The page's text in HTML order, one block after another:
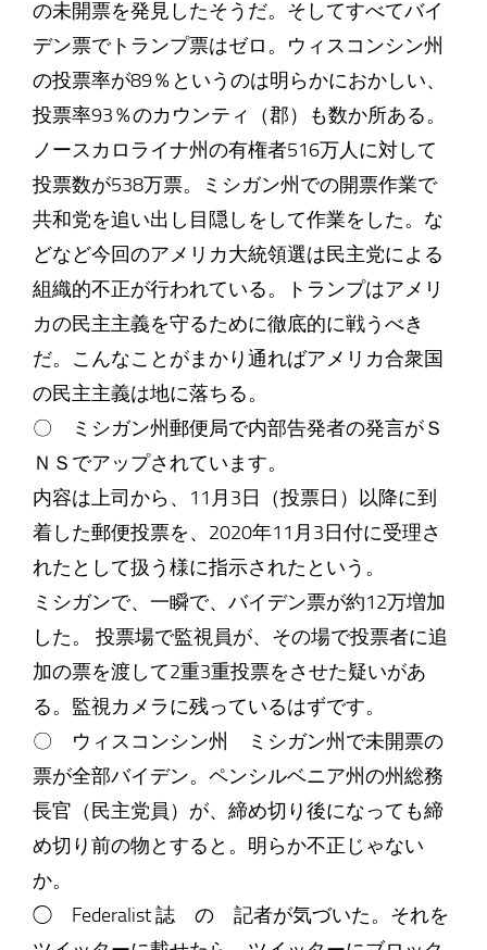
の未開票を発見したそうだ。そしてすべてバイ
デン票でトランプ票はゼロ。ウィスコンシン州
の投票率が89％というのは明らかにおかしい、
投票率93％のカウンティ（郡）も数か所ある。
ノースカロライナ州の有権者516万人に対して
投票数が538万票。ミシガン州での開票作業で
共和党を追い出し目隠しをして作業をした。な
どなど今回のアメリカ大統領選は民主党による
組織的不正が行われている。トランプはアメリ
カの民主主義を守るために徹底的に戦うべき
だ。こんなことがまかり通ればアメリカ合衆国
の民主主義は地に落ちる。
〇 ミシガン州郵便局で内部告発者の発言がＳ
ＮＳでアップされています。
内容は上司から、11月3日（投票日）以降に到
着した郵便投票を、2020年11月3日付に受理さ
れたとして扱う様に指示されたという。
ミシガンで、一瞬で、バイデン票が約12万増加
した。 投票場で監視員が、その場で投票者に追
加の票を渡して2重3重投票をさせた疑いがあ
る。監視カメラに残っているはずです。
〇 ウィスコンシン州 ミシガン州で未開票の
票が全部バイデン。ペンシルベニア州の州総務
長官（民主党員）が、締め切り後になっても締
め切り前の物とすると。明らか不正じゃない
か。
◯ Federalist 誌 の 記者が気づいた。それを